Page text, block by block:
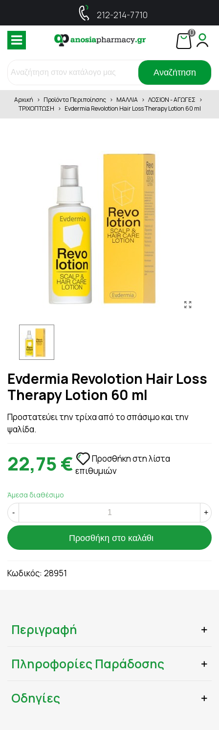
212-214-7710
0
Αναζήτηση
Αρχική > Προϊόντα Περιποίησης > ΜΑΛΛΙΑ > ΛΟΣΙΟΝ - ΑΓΩΓΕΣ >
ΤΡΙΧΟΠΤΩΣΗ > Evdermia Revolotion Hair Loss Therapy Lotion 60 ml
Evdermia Revolotion Hair Loss
Therapy Lotion 60 ml
Προστατεύει την τρίχα από το σπάσιμο και την
ψαλίδα.
22,75 €
Προσθήκη στη λίστα
επιθυμιών
Άμεσα διαθέσιμο
- +
Προσθήκη στο καλάθι
Κωδικός: 28951
Περιγραφή
Πληροφορίες Παράδοσης
Οδηγίες